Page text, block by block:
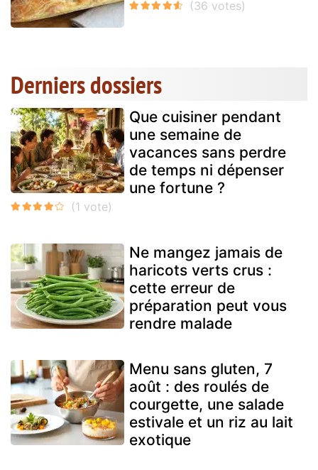
Derniers dossiers
Que cuisiner pendant
une semaine de
vacances sans perdre
de temps ni dépenser
une fortune ?
Ne mangez jamais de
haricots verts crus :
cette erreur de
préparation peut vous
rendre malade
Menu sans gluten, 7
août : des roulés de
courgette, une salade
estivale et un riz au lait
exotique